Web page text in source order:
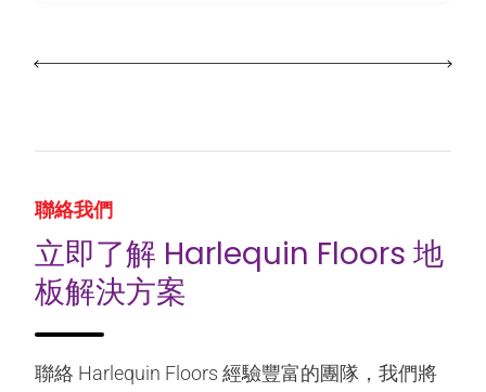
聯絡我們
立即了解 Harlequin Floors 地
板解決方案
聯絡 Harlequin Floors 經驗豐富的團隊，我們將